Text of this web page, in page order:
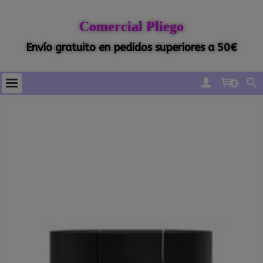
Comercial Pliego
Envío gratuito en pedidos superiores a 50€
0